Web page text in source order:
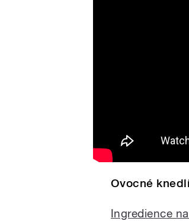
Ovocné
Ingredience